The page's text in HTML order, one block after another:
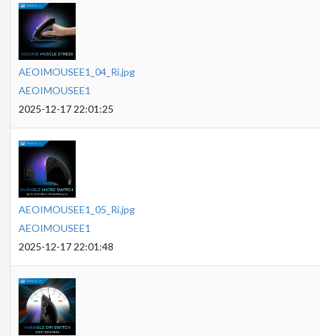
AEOIMOUSEE1_04_Ri.jpg
AEOIMOUSEE1
2025-12-17 22:01:25
AEOIMOUSEE1_05_Ri.jpg
AEOIMOUSEE1
2025-12-17 22:01:48